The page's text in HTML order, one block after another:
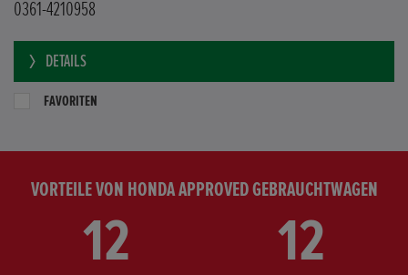
0361-4210958
DETAILS
FAVORITEN
VORTEILE VON HONDA APPROVED GEBRAUCHTWAGEN
12 12